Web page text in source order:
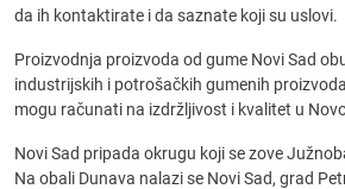
da ih kontaktirate i da saznate koji su uslovi.
Proizvodnja proizvoda od gume Novi Sad
industrijskih i potrošačkih gumenih
mogu računati na izdržljivost i kvalitet u
Novi Sad pripada okrugu koji se zove
Na obali Dunava nalazi se Novi Sad, grad